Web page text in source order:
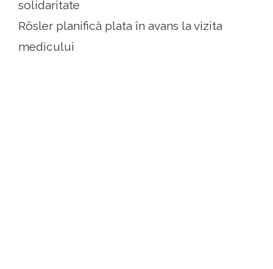
solidaritate
Rösler planifică plata în avans la vizita
medicului